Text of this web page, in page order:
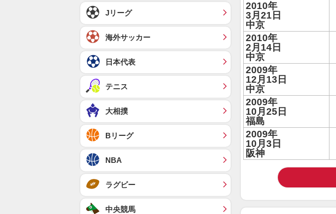
2010年
3月21日
中京
2010年
2月14日
中京
2009年
12月13日
中京
2009年
10月25日
福島
2009年
10月3日
阪神
Jリーグ
海外サッカー
日本代表
テニス
大相撲
Bリーグ
NBA
ラグビー
中央競馬